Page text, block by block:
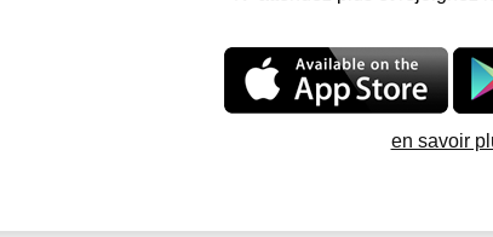
en savoir